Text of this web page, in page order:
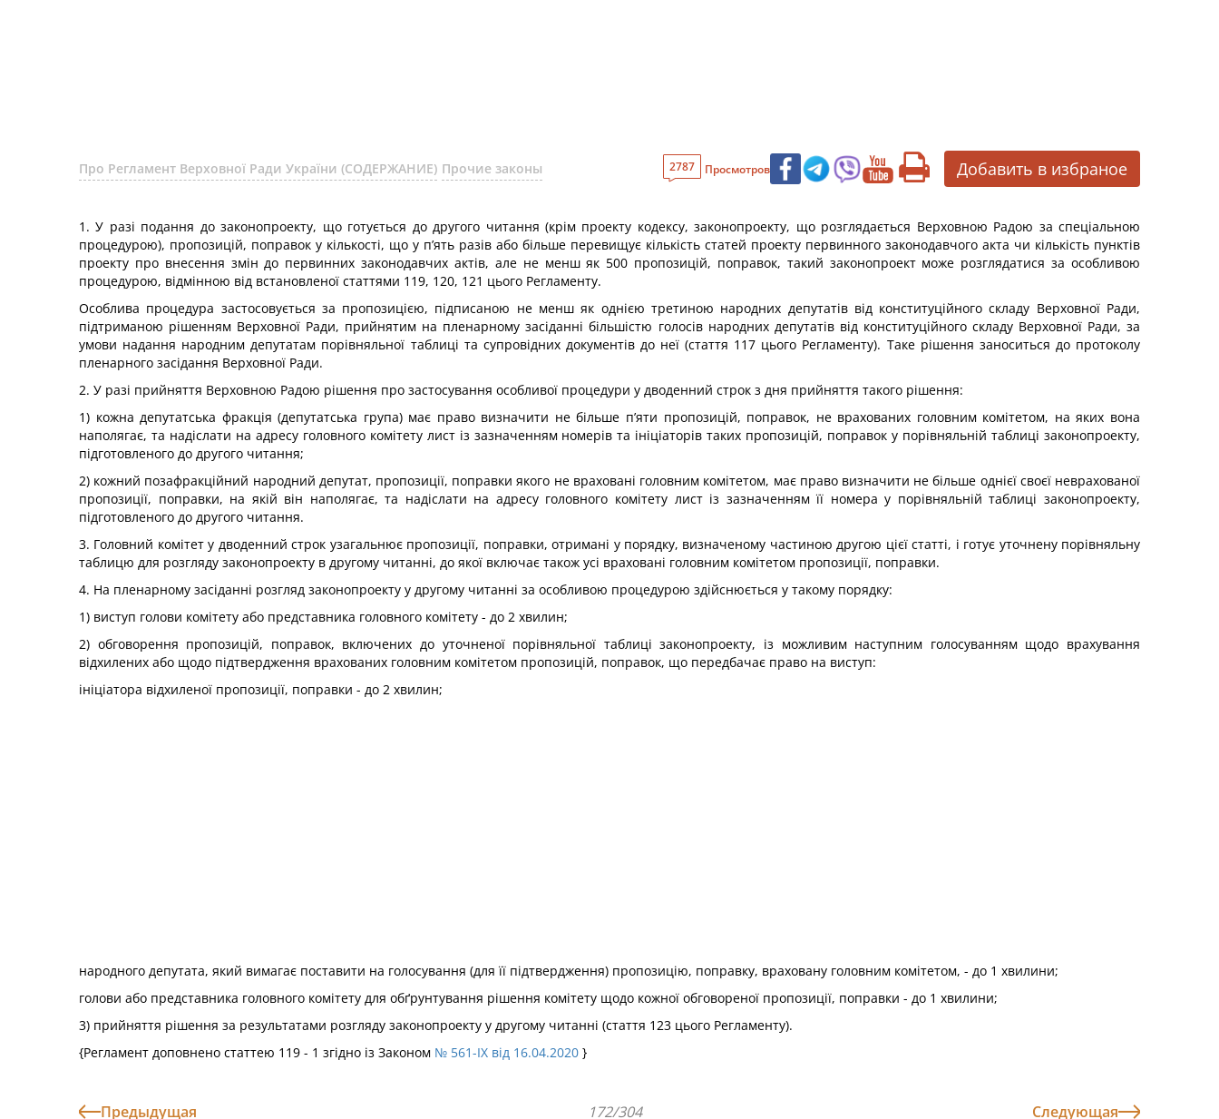
Про Регламент Верховної Ради України (СОДЕРЖАНИЕ) Прочие законы 2787 Просмотров Добавить в избраное
1. У разі подання до законопроекту, що готується до другого читання (крім проекту кодексу, законопроекту, що розглядається Верховною Радою за спеціальною
процедурою), пропозицій, поправок у кількості, що у п’ять разів або більше перевищує кількість статей проекту первинного законодавчого акта чи кількість пунктів
проекту про внесення змін до первинних законодавчих актів, але не менш як 500 пропозицій, поправок, такий законопроект може розглядатися за особливою
процедурою, відмінною від встановленої статтями 119, 120, 121 цього Регламенту.
Особлива процедура застосовується за пропозицією, підписаною не менш як однією третиною народних депутатів від конституційного складу Верховної Ради,
підтриманою рішенням Верховної Ради, прийнятим на пленарному засіданні більшістю голосів народних депутатів від конституційного складу Верховної Ради, за
умови надання народним депутатам порівняльної таблиці та супровідних документів до неї (стаття 117 цього Регламенту). Таке рішення заноситься до протоколу
пленарного засідання Верховної Ради.
2. У разі прийняття Верховною Радою рішення про застосування особливої процедури у дводенний строк з дня прийняття такого рішення:
1) кожна депутатська фракція (депутатська група) має право визначити не більше п’яти пропозицій, поправок, не врахованих головним комітетом, на яких вона
наполягає, та надіслати на адресу головного комітету лист із зазначенням номерів та ініціаторів таких пропозицій, поправок у порівняльній таблиці законопроекту,
підготовленого до другого читання;
2) кожний позафракційний народний депутат, пропозиції, поправки якого не враховані головним комітетом, має право визначити не більше однієї своєї неврахованої
пропозиції, поправки, на якій він наполягає, та надіслати на адресу головного комітету лист із зазначенням її номера у порівняльній таблиці законопроекту,
підготовленого до другого читання.
3. Головний комітет у дводенний строк узагальнює пропозиції, поправки, отримані у порядку, визначеному частиною другою цієї статті, і готує уточнену порівняльну
таблицю для розгляду законопроекту в другому читанні, до якої включає також усі враховані головним комітетом пропозиції, поправки.
4. На пленарному засіданні розгляд законопроекту у другому читанні за особливою процедурою здійснюється у такому порядку:
1) виступ голови комітету або представника головного комітету - до 2 хвилин;
2) обговорення пропозицій, поправок, включених до уточненої порівняльної таблиці законопроекту, із можливим наступним голосуванням щодо врахування
відхилених або щодо підтвердження врахованих головним комітетом пропозицій, поправок, що передбачає право на виступ:
ініціатора відхиленої пропозиції, поправки - до 2 хвилин;
народного депутата, який вимагає поставити на голосування (для її підтвердження) пропозицію, поправку, враховану головним комітетом, - до 1 хвилини;
голови або представника головного комітету для обґрунтування рішення комітету щодо кожної обговореної пропозиції, поправки - до 1 хвилини;
3) прийняття рішення за результатами розгляду законопроекту у другому читанні (стаття 123 цього Регламенту).
{Регламент доповнено статтею 119 - 1 згідно із Законом № 561-IX від 16.04.2020 }
Предыдущая 172/304 Следующая